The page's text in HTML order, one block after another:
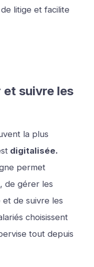
litige et facilite
suivre les
la plus
digitalisée.
permet
de gérer les
de suivre les
choisissent
tout depuis